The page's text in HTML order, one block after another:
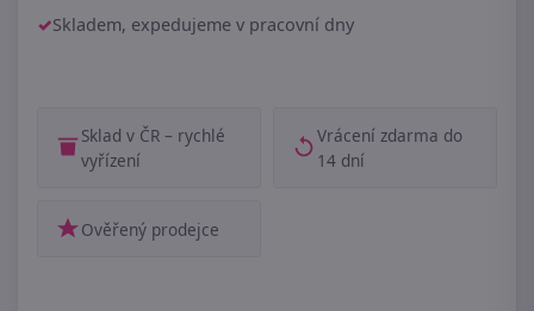
Skladem, expedujeme v pracovní dny
Sklad v ČR – rychlé
vyřízení
Vrácení zdarma do
14 dní
Ověřený prodejce